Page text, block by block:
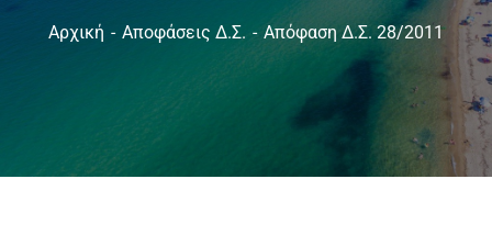
Αρχική Αποφάσεις Δ.Σ. Απόφαση Δ.Σ. 28/2011